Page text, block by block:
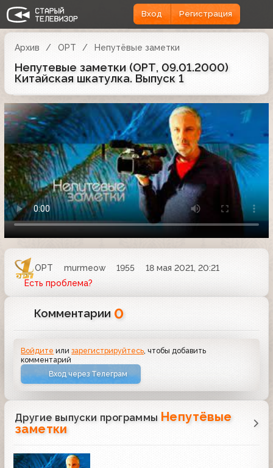
Вход Регистрация
Архив ОРТ Непутёвые заметки
Непутевые заметки (ОРТ, 09.01.2000)
Китайская шкатулка. Выпуск 1
ОРТ murmeow 1955
18 мая 2021, 20:21
Есть проблема?
Комментарии 0
Войдите илизарегистрируйтесь , чтобы добавить
комментарий
Вход через Телеграм
Другие выпуски программы Непутёвые
заметки